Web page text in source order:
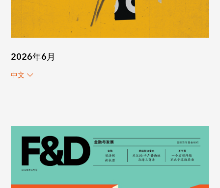
2026年6月
中文